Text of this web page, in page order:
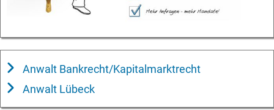
Anwalt Bankrecht/Kapitalmarktrecht
Anwalt Lübeck